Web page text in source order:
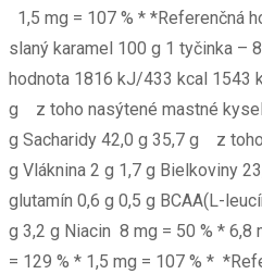
1,5 mg = 107 % *
slaný karamel 100 g 1 tyčinka –
hodnota 1816 kJ/433 kcal 1543
g z toho nasýtené mastné
g Sacharidy 42,0 g 35,7 g z
g Vláknina 2 g 1,7 g Bielkoviny
glutamín 0,6 g 0,5 g BCAA(L-
g 3,2 g Niacin 8 mg = 50 % * 6,8
= 129 % * 1,5 mg = 107 % *